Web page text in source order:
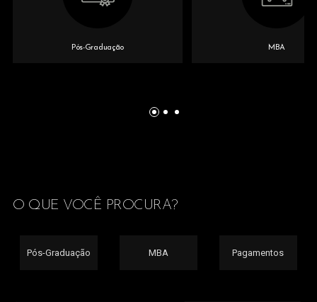
Pós-Graduação MBA
O QUE VOCÊ PROCURA?
Pós-Graduação MBA Pagamentos